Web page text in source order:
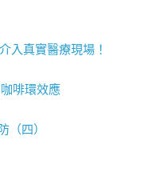
入真實醫療現場！
啡環效應
（四）